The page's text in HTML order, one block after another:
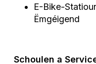
E-Bike-
Ëmgéigend
Schoulen a